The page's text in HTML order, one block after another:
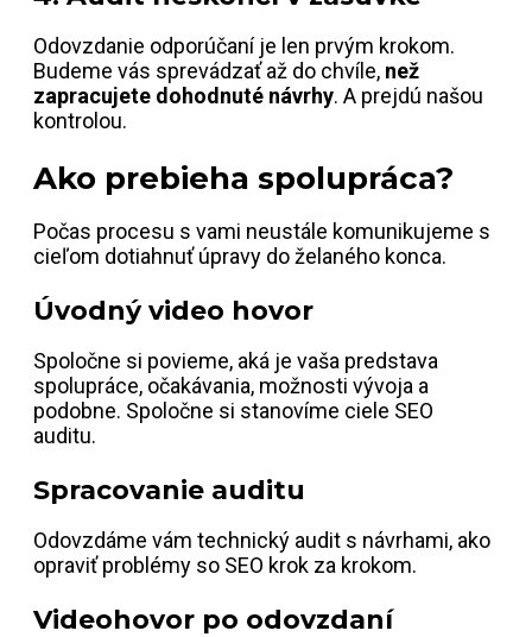
Odovzdanie odporúčaní je len prvým krokom.
Budeme vás sprevádzať až do chvíle, než
zapracujete dohodnuté návrhy. A prejdú našou
kontrolou.
Ako prebieha spolupráca?
Počas procesu s vami neustále komunikujeme s
cieľom dotiahnuť úpravy do želaného konca.
Úvodný video hovor
Spoločne si povieme, aká je vaša predstava
spolupráce, očakávania, možnosti vývoja a
podobne. Spoločne si stanovíme ciele SEO
auditu.
Spracovanie auditu
Odovzdáme vám technický audit s návrhami, ako
opraviť problémy so SEO krok za krokom.
Videohovor po odovzdaní